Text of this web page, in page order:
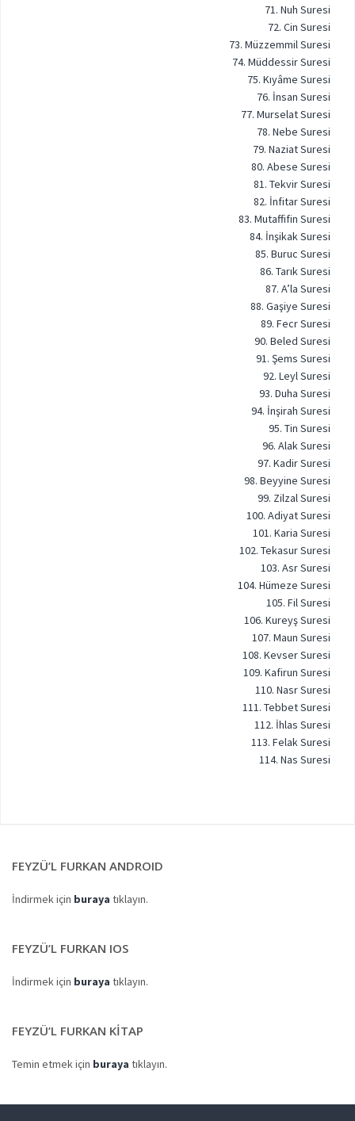
71. Nuh Suresi
72. Cin Suresi
73. Müzzemmil Suresi
74. Müddessir Suresi
75. Kıyâme Suresi
76. İnsan Suresi
77. Murselat Suresi
78. Nebe Suresi
79. Naziat Suresi
80. Abese Suresi
81. Tekvir Suresi
82. İnfitar Suresi
83. Mutaffifin Suresi
84. İnşikak Suresi
85. Buruc Suresi
86. Tarık Suresi
87. A’la Suresi
88. Gaşiye Suresi
89. Fecr Suresi
90. Beled Suresi
91. Şems Suresi
92. Leyl Suresi
93. Duha Suresi
94. İnşirah Suresi
95. Tin Suresi
96. Alak Suresi
97. Kadir Suresi
98. Beyyine Suresi
99. Zilzal Suresi
100. Adiyat Suresi
101. Karia Suresi
102. Tekasur Suresi
103. Asr Suresi
104. Hümeze Suresi
105. Fil Suresi
106. Kureyş Suresi
107. Maun Suresi
108. Kevser Suresi
109. Kafirun Suresi
110. Nasr Suresi
111. Tebbet Suresi
112. İhlas Suresi
113. Felak Suresi
114. Nas Suresi
FEYZÜ’L FURKAN ANDROID
İndirmek için buraya tıklayın.
FEYZÜ’L FURKAN IOS
İndirmek için buraya tıklayın.
FEYZÜ’L FURKAN KITAP
Temin etmek için buraya tıklayın.